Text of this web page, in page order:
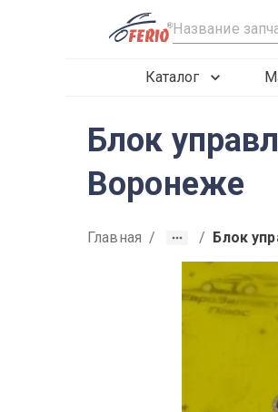
R
Каталог
Блок
Воронеже
Главная / / Блок